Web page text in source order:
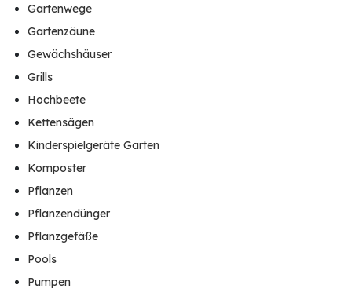
Gartenwege
Gartenzäune
Gewächshäuser
Grills
Hochbeete
Kettensägen
Kinderspielgeräte Garten
Komposter
Pflanzen
Pflanzendünger
Pflanzgefäße
Pools
Pumpen